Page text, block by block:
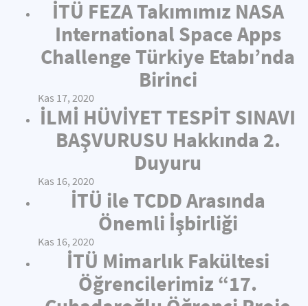
İTÜ FEZA Takımımız NASA
International Space Apps
Challenge Türkiye Etabı’nda
Birinci
Kas 17, 2020
İLMİ HÜVİYET TESPİT SINAVI
BAŞVURUSU Hakkında 2.
Duyuru
Kas 16, 2020
İTÜ ile TCDD Arasında
Önemli İşbirliği
Kas 16, 2020
İTÜ Mimarlık Fakültesi
Öğrencilerimiz “17.